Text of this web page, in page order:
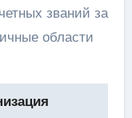
званий за
области